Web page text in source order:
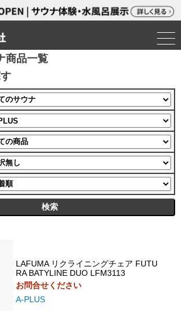
商品一覧
LAFUMA リクライニングチェア FUTU
RA BATYLINE DUO LFM3113
お問合せください
A-PLUS